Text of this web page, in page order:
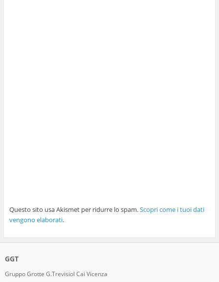
Questo sito usa Akismet per ridurre lo spam.Scopri come i tuoi dati
vengono elaborati.
GGT
Gruppo Grotte G.Trevisiol Cai Vicenza